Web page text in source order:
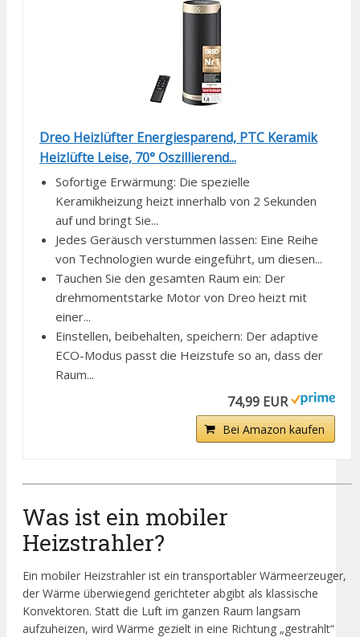
Dreo Heizlüfter Energiesparend, PTC Keramik
Heizlüfte Leise, 70° Oszillierend...
Sofortige Erwärmung: Die spezielle
Keramikheizung heizt innerhalb von 2 Sekunden
auf und bringt Sie...
Jedes Geräusch verstummen lassen: Eine Reihe
von Technologien wurde eingeführt, um diesen...
Tauchen Sie den gesamten Raum ein: Der
drehmomentstarke Motor von Dreo heizt mit
einer...
Einstellen, beibehalten, speichern: Der adaptive
ECO-Modus passt die Heizstufe so an, dass der
Raum...
74,99 EUR
Bei Amazon kaufen
Was ist ein mobiler
Heizstrahler?
Ein mobiler Heizstrahler ist ein transportabler Wärmeerzeuger,
der Wärme überwiegend gerichteter abgibt als klassische
Konvektoren. Statt die Luft im ganzen Raum langsam
aufzuheizen, wird Wärme gezielt in eine Richtung „gestrahlt“